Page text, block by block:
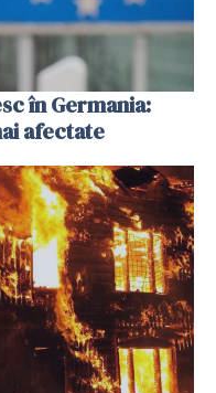
în Germania:
afectate